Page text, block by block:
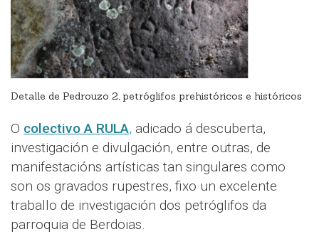
Detalle de Pedrouzo 2, petróglifos prehistóricos e históricos
O colectivo A RULA, adicado á descuberta,
investigación e divulgación, entre outras, de
manifestacións artísticas tan singulares como
son os gravados rupestres, fixo un excelente
traballo de investigación dos petróglifos da
parroquia de Berdoias.